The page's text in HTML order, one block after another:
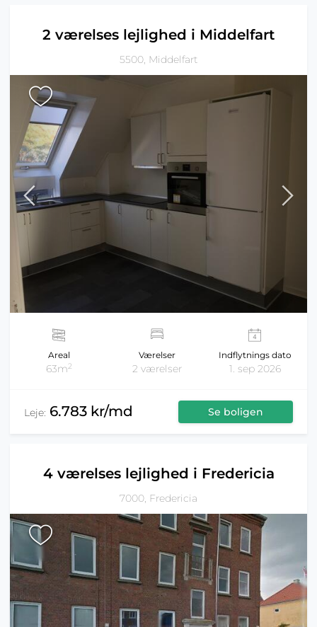
2 værelses lejlighed i Middelfart
5500, Middelfart
Areal
63m2
Værelser
2 værelser
Indflytnings dato
1. sep 2026
Leje: 6.783 kr/md Se boligen
4 værelses lejlighed i Fredericia
7000, Fredericia